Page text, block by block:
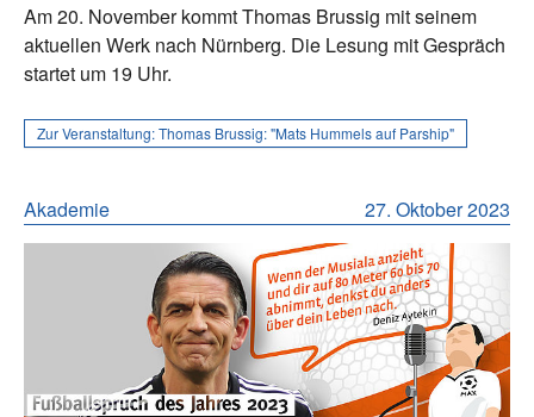
Am 20. November kommt Thomas Brussig mit seinem
aktuellen Werk nach Nürnberg. Die Lesung mit Gespräch
startet um 19 Uhr.
Zur Veranstaltung:Thomas Brussig: "Mats Hummels auf Parship"
27. Oktober 2023
Akademie